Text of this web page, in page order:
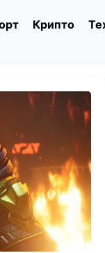
Крипто